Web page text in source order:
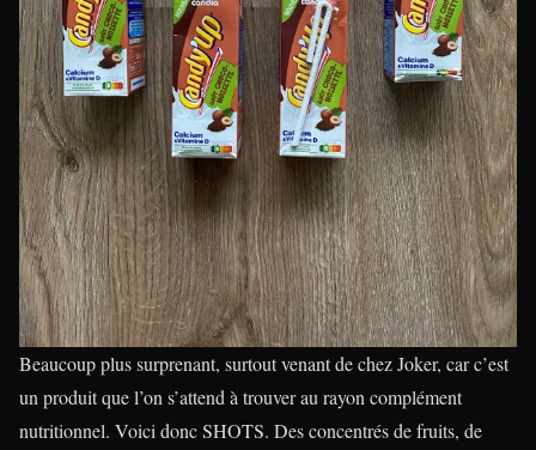
Beaucoup plus surprenant, surtout venant de chez Joker, car c’est
un produit que l’on s’attend à trouver au rayon complément
nutritionnel. Voici donc SHOTS. Des concentrés de fruits, de